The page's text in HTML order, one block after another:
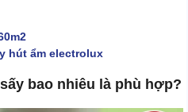
hút ẩm electrolux
bao nhiêu là phù hợp?